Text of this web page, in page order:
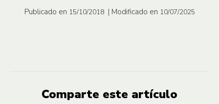
Publicado en 15/10/2018 | Modificado en 10/07/2025
Comparte este artículo